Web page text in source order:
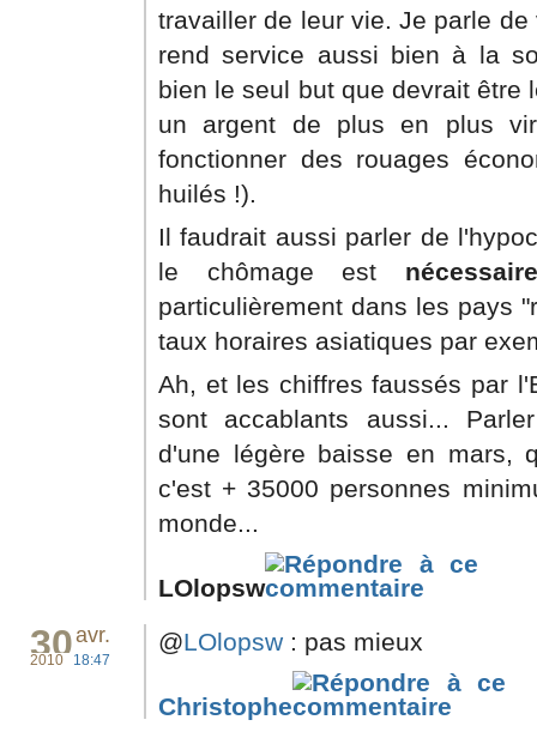
travailler de leur vie. Je parle
rend service aussi bien à la
bien le seul but que devrait être
un argent de plus en plus
fonctionner des rouages
huilés !).
Il faudrait aussi parler de
le chômage est nécessaire
particulièrement dans les pays
taux horaires asiatiques par
Ah, et les chiffres faussés par
sont accablants aussi...
d'une légère baisse en mars,
c'est + 35000 personnes
monde...
LOlopsw
30avr.
2010 18:47
@LOlopsw : pas mieux
Christophe